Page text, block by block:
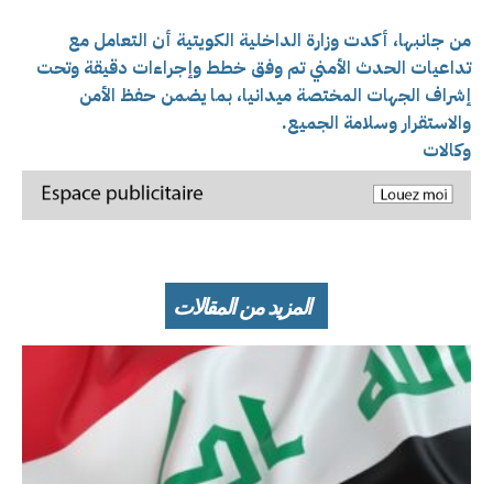
من جانبها، أكدت وزارة الداخلية الكويتية أن التعامل مع
تداعيات الحدث الأمني تم وفق خطط وإجراءات دقيقة وتحت
إشراف الجهات المختصة ميدانيا، بما يضمن حفظ الأمن
والاستقرار وسلامة الجميع.
وكالات
المزيد من المقالات